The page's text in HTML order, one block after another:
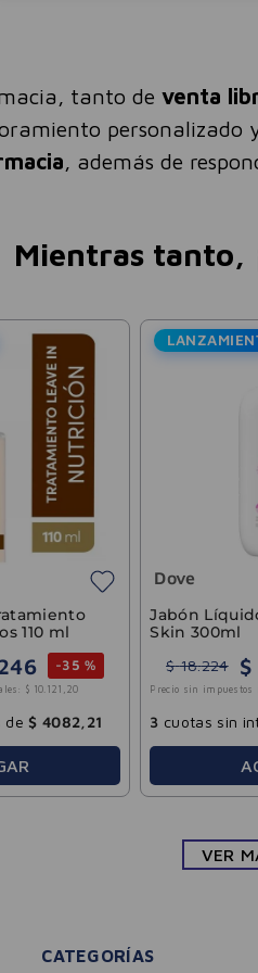
tanto de venta
personalizado
, además de
Mientras tanto,
110 ml
-35 %
$ 10. 121 , 20
de $ 4082 21
Dove
Jabón
Skin 300ml
$ 18.224 $
Precio sin impuestos
3 cuotas sin
VER
CATEGORÍAS